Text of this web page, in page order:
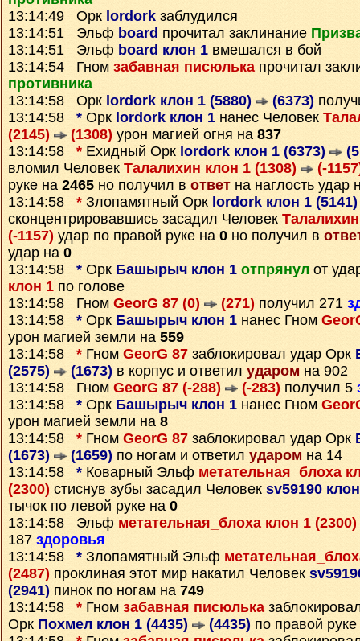
13:14:49 Орк lordork заблудился
13:14:51 Эльф board прочитал заклинание
13:14:51 Эльф board клон 1 вмешался в бой
13:14:54 Гном забавная писюлька прочитал
противника
13:14:58 Орк lordork клон 1 (5880) (6373)
13:14:58 * Орк lordork клон 1 нанес Человек
(2145)
(1308) урон магией огня на 837
13:14:58 * Ехидный Орк lordork клон 1 (6373)
вломил Человек Талалихин клон 1 (1308)
(-
руке на 2465 но получил в ответ на наглость удар
13:14:58 * Злопамятный Орк lordork клон 1
сконцентрировавшись засадил Человек
(-1157) удар по правой руке на 0 но получил в
удар на 0
13:14:58 * Орк Башырыч клон 1 отпрянул от
клон 1 по голове
13:14:58 Гном GeorG 87 (0) (271) получил 271
13:14:58 * Орк Башырыч клон 1 нанес Гном
урон магией земли на 559
13:14:58 * Гном GeorG 87 заблокировал удар Орк
(2575)
(1673) в корпус и ответил ударом на 902
13:14:58 Гном GeorG 87 (-288) (-283) получил 5
13:14:58 * Орк Башырыч клон 1 нанес Гном
урон магией земли на 8
13:14:58 * Гном GeorG 87 заблокировал удар Орк
(1673)
(1659) по ногам и ответил ударом на 14
13:14:58 * Коварный Эльф метательная_блоха
(2300) стиснув зубы засадил Человек sv59190
тычок по левой руке на 0
13:14:58 Эльф метательная_блоха клон 1 (2300)
187 здоровья
13:14:58 * Злопамятный Эльф
(2487) проклиная этот мир накатил Человек
(2941) пинок по ногам на 749
13:14:58 * Гном забавная писюлька
Орк Похмел клон 1 (4435) (4435) по правой руке